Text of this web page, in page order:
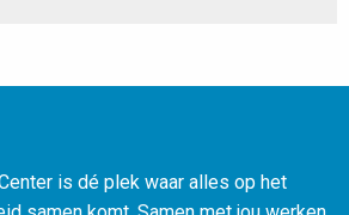
is dé plek waar alles op het